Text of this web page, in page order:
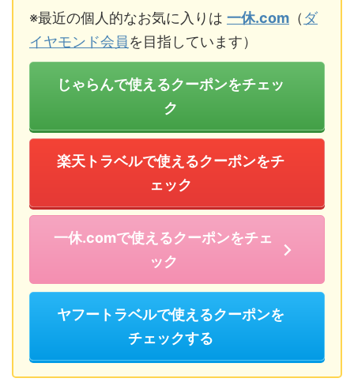
※最近の個人的なお気に入りは 一休.com （ ダ
イヤモンド会員を目指しています）
じゃらんで使えるクーポンをチェッ
ク
楽天トラベルで使えるクーポンをチ
ェック
一休.comで使えるクーポンをチェ
ック
ヤフートラベルで使えるクーポンを
チェックする